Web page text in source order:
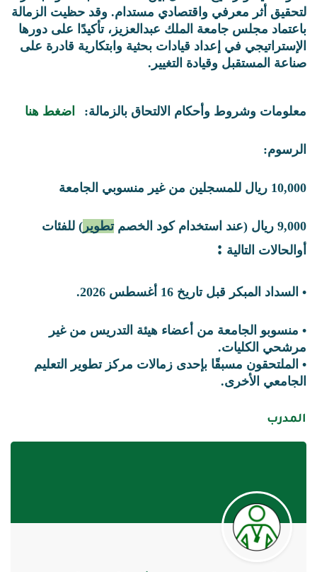
لتحقيق أثر معرفي واقتصادي مستدام. وقد حظيت الزمالة
باعتماد مجلس جامعة الملك عبدالعزيز، تأكيدًا على دورها
الإستراتيجي في إعداد قيادات بحثية وابتكارية قادرة على
صناعة المستقبل وقيادة التغيير.
معلومات وشروط وأحكام الالتحاق بالزمالة: اضغط هنا
الرسوم:
10,000 ريال للمسجلين من غير منسوبي الجامعة
9,000 ريال (عند استخدام كود الخصم تطوير ) للفئات
أوالحالات التالية :
• السداد المبكر قبل تاريخ 16 أغسطس 2026.
• منسوبو الجامعة من أعضاء هيئة التدريس من غير
مرشحي الكليات.
• الملتحقون مسبقًا بإحدى زمالات مركز تطوير التعليم
الجامعي الأخرى.
المدرب